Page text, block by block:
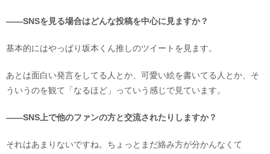
――SNSを見る場合はどんな投稿を中心に見ますか？
基本的にはやっぱり坂本くん推しのツイートを見ます。
あとは面白い発言をしてる人とか、可愛い絵を書いてる人とか、そ
ういうのを観て「なるほど」っていう感じで見ています。
――SNS上で他のファンの方と交流されたりしますか？
それはあまりないですね。ちょっとまだ絡み方が分かんなくて